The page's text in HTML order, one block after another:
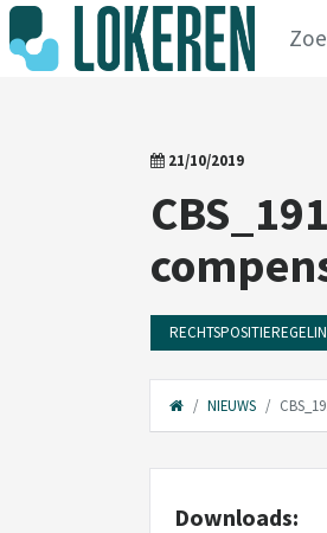
21/10/2019
NIEUWS
Downloads: